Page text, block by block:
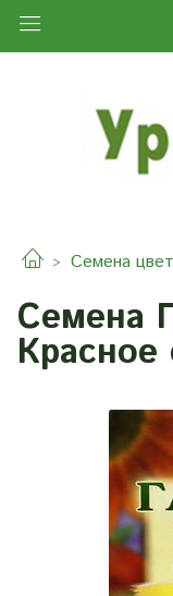
Семена
Семена